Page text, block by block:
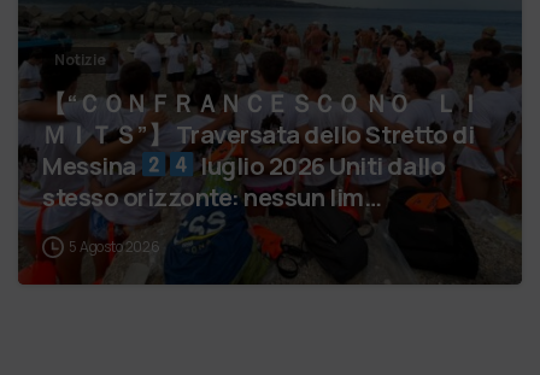
Notizie
【 “ＣＯＮＦＲＡＮＣＥＳＣＯ ＮＯ ＬＩ
ＭＩＴＳ”】 Traversata dello Stretto di
Messina
luglio 2026 Uniti dallo
stesso orizzonte: nessun lim…
5 Agosto 2026